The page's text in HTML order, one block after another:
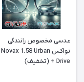
عدسی مخصوص رانندگی
نواکس Novax 1.58 Urban
Drive + (تخفیف)